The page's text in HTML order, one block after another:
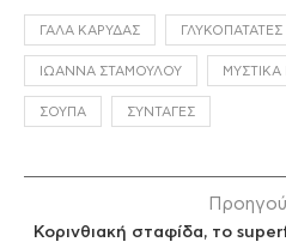
ΓΆΛΑ ΚΑΡΎΔΑΣ ΓΛΥΚΟΠΑΤΆΤΕΣ
ΙΩΆΝΝΑ ΣΤΑΜΟΎΛΟΥ
ΣΟΎΠΑ ΣΥΝΤΑΓΈΣ
Κορινθιακή σταφίδα, το